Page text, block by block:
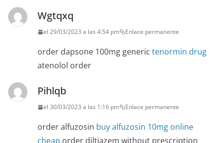
Wgtqxq
el 29/03/2023 a las 4:54 pm Enlace permanente
order dapsone 100mg generic tenormin drug
atenolol order
Pihlqb
el 30/03/2023 a las 1:16 pm Enlace permanente
order alfuzosin buy alfuzosin 10mg online
cheap order diltiazem without prescription